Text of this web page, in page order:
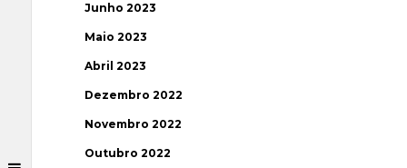
Junho 2023
Maio 2023
Abril 2023
Dezembro 2022
Novembro 2022
Outubro 2022